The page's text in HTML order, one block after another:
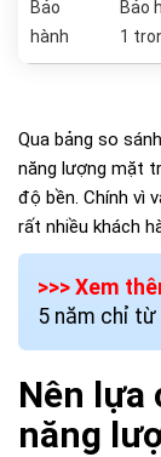
Bảo
hành
Bảo
1
Qua bảng so
năng lượng mặt
độ bền. Chính vì
rất nhiều khách
>>> Xem
5 năm chỉ từ
Nên lựa
năng